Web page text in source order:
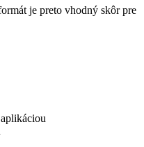
je preto vhodný skôr pre